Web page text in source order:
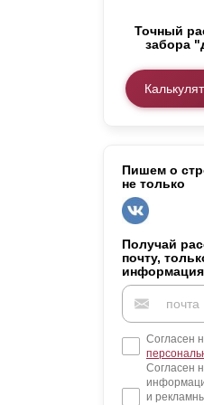
Точный
забора
Пишем о
не только
Получай
почту,
информация
Согласен
Согласен
и